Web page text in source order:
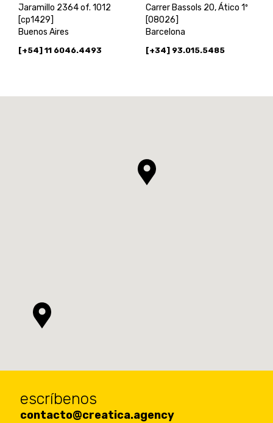
Jaramillo 2364 of. 1012
[cp1429]
Buenos Aires
[+54] 11 6046.4493
Carrer Bassols 20, Ático 1º
[08026]
Barcelona
[+34] 93.015.5485
escríbenos
contacto@creatica.agency